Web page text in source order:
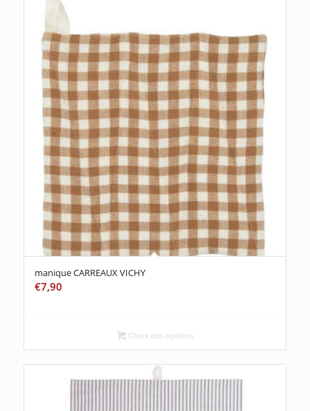
manique CARREAUX VICHY
€7,90
Choix des options